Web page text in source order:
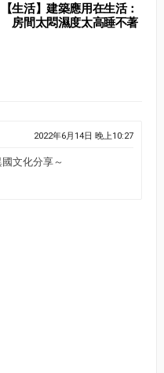
【生活】建築應用在生活：
房間太悶濕度太高睡不著
2022年6月14日 晚上10:27
文化分享～